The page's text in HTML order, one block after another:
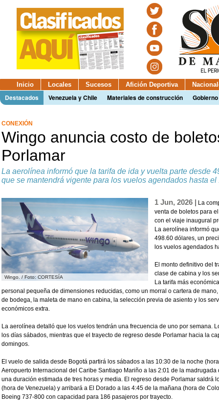
Inicio Locales Sucesos Afición Deportiva
Destacados Venezuela y Chile Materiales de construcción
CONEXIÓN
Wingo anuncia costo de
Porlamar
La aerolínea informó que la tarifa de ida y vuelta parte desde
que se mantendrá vigente para los vuelos agendados hasta el
Wingo. / Foto: CORTESÍA
1 Jun, 2026 | La
venta de boletos para
con el viaje inaugural
La aerolínea informó
498.60 dólares, un
los vuelos agendados
El monto definitivo del
clase de cabina y los
La tarifa más
personal pequeña de dimensiones reducidas, como un morral o cartera de
de bodega, la maleta de mano en cabina, la selección previa de asiento y los
económicos extra.
La aerolínea detalló que los vuelos tendrán una frecuencia de uno por semana.
los días sábados, mientras que el trayecto de regreso desde Porlamar hacia la
domingos.
El vuelo de salida desde Bogotá partirá los sábados a las 10:30 de la noche
Aeropuerto Internacional del Caribe Santiago Mariño a las 2:01 de la
una duración estimada de tres horas y media. El regreso desde Porlamar saldrá
(hora de Venezuela) y arribará a El Dorado a las 4:45 de la mañana (hora de
Boeing 737-800 con capacidad para 186 pasajeros por trayecto.